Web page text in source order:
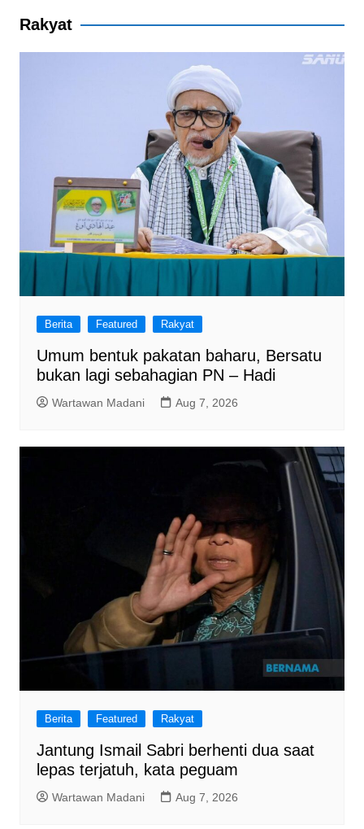
Rakyat
Berita Featured Rakyat
Umum bentuk pakatan baharu, Bersatu
bukan lagi sebahagian PN – Hadi
Wartawan Madani Aug 7, 2026
Berita Featured Rakyat
Jantung Ismail Sabri berhenti dua saat
lepas terjatuh, kata peguam
Wartawan Madani Aug 7, 2026